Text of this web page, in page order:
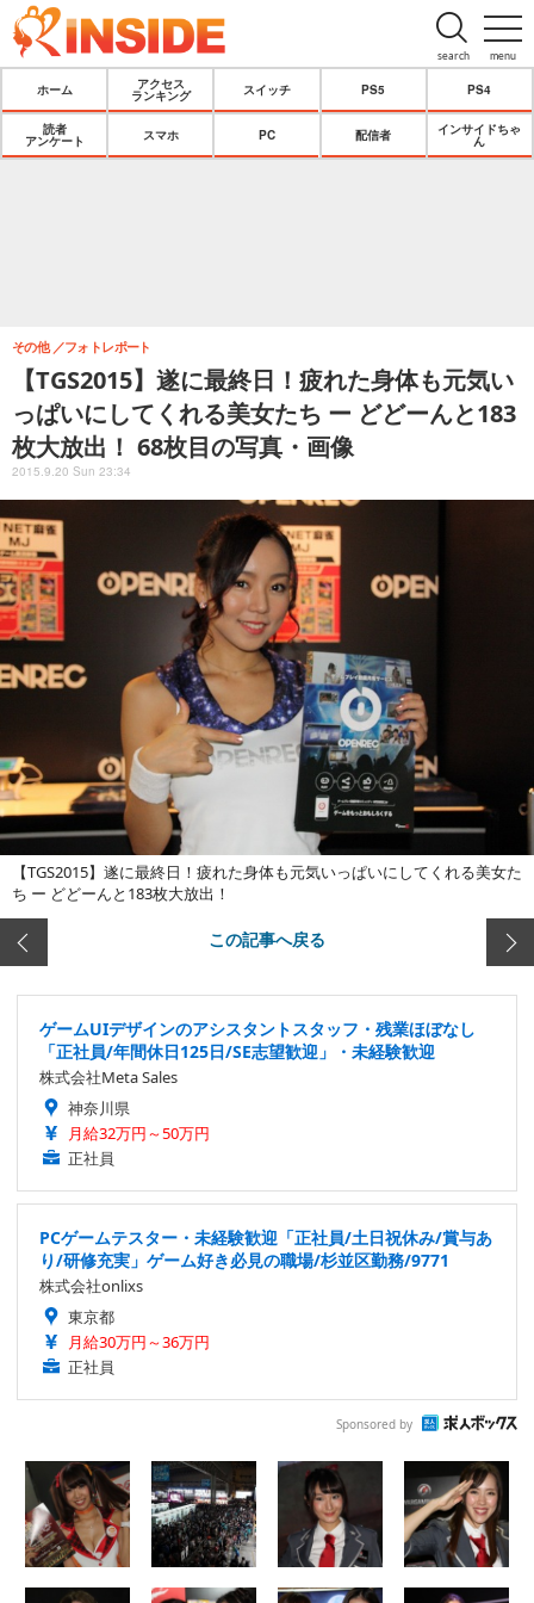
menu
search
ホーム
アクセス
ランキング
スイッチ PS5 PS4
読者
アンケート
スマホ PC 配信者
インサイドちゃ
ん
【TGS2015】遂に最終日！疲れた身体も元気い
っぱいにしてくれる美女たち ー どどーんと183
枚大放出！ 68枚目の写真・画像
その他 フォトレポート
2015.9.20 Sun 23:34
【TGS2015】遂に最終日！疲れた身体も元気いっぱいにしてくれる美女た
ち ー どどーんと183枚大放出！
この記事へ戻る
ゲームUIデザインのアシスタントスタッフ・残業ほぼなし
「正社員/年間休日125日/SE志望歓迎」・未経験歓迎
株式会社Meta Sales
神奈川県
月給32万円～50万円
正社員
PCゲームテスター・未経験歓迎「正社員/土日祝休み/賞与あ
り/研修充実」ゲーム好き必見の職場/杉並区勤務/9771
株式会社onlixs
東京都
月給30万円～36万円
正社員
Sponsored by